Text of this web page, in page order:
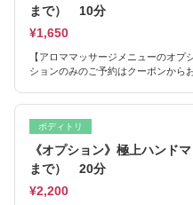
まで） 10分
¥1,650
【アロママッサージメニューのオ
ションのみのご予約はクーポンから
ボディトリ
《オプション》極上ハンド
まで） 20分
¥2,200